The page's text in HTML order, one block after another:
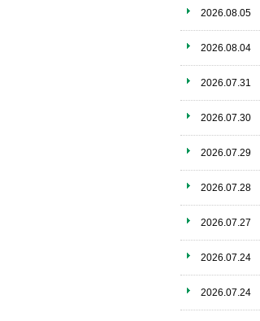
2026.08.05
2026.08.04
2026.07.31
2026.07.30
2026.07.29
2026.07.28
2026.07.27
2026.07.24
2026.07.24